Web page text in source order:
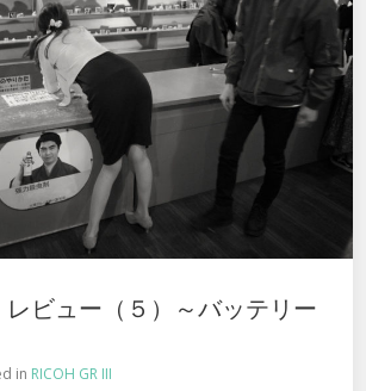
レビュー（５）～バッテリー
in RICOH GR III